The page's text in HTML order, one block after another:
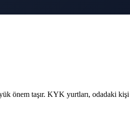
önem taşır. KYK yurtları, odadaki kişi